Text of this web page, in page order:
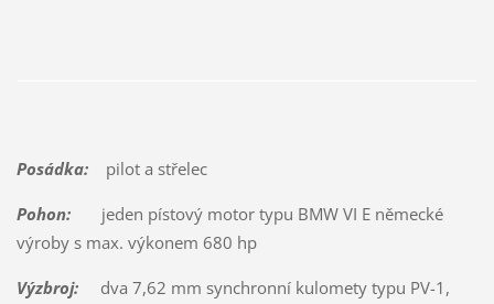
Posádka:pilot a střelec
Pohon:jeden pístový motor typu BMW VI E německé
výroby s max. výkonem 680 hp
Výzbroj:dva 7,62 mm synchronní kulomety typu PV-1,